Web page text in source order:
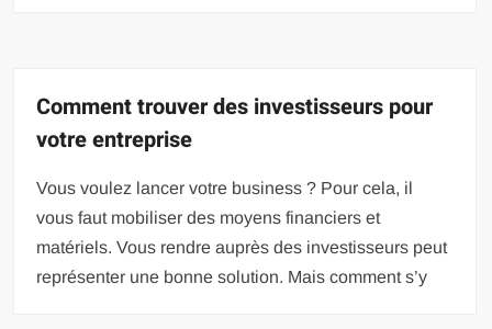
Comment trouver des investisseurs pour
votre entreprise
Vous voulez lancer votre business ? Pour cela, il
vous faut mobiliser des moyens financiers et
matériels. Vous rendre auprès des investisseurs peut
représenter une bonne solution. Mais comment s’y